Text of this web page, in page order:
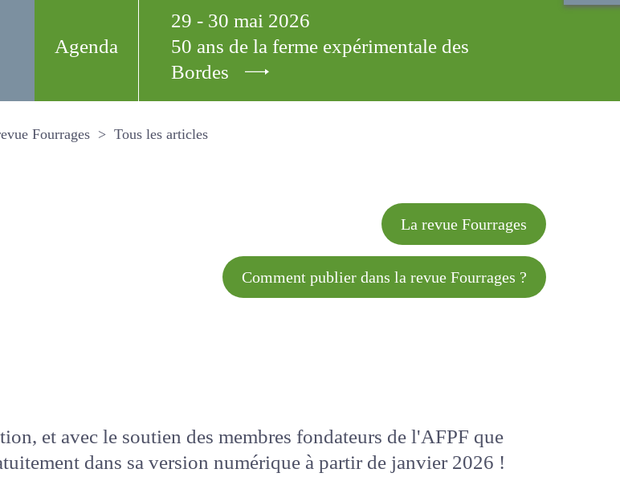
Agenda
29 - 30 mai 2026
50 ans de la ferme expérimentale des
Bordes
La revue Fourrages Tous les articles
La revue Fourrages
Comment publier dans la revue Fourrages ?
et avec le soutien des membres fondateurs de l'AFPF que
dans sa version numériqueà partir de janvier 2026